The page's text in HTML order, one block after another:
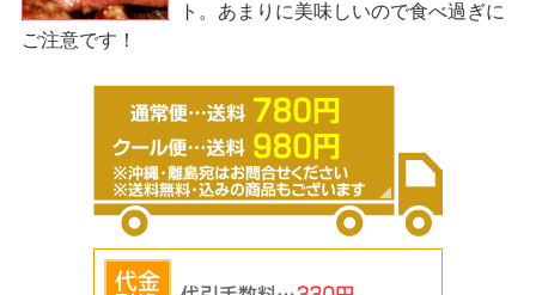
ト。あまりに美味しいので食べ過ぎに
ご注意です！